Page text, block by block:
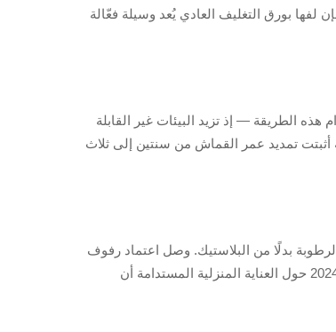
بورق التغليف العادي يُعد وسيلة فعّالة
المنزلية 2023)، يوصي باحثو النسيج بعدم استخدام هذه الطريقة — إذ تزيد البيئات غير القابلة
وهي ممارسة أثبتت تمديد عمر القماش من سنتين إلى ثلاث
للبدائل التي تمتص الرطوبة بدلًا من البلاستيك. وصل اعتماد رفوف
التجفيف الشمسية إلى 41٪ في المناطق الغنية بالشمس، مما قلّل الاعتماد على التجفيف الآلي مع الحفاظ على نعومة القطن. ويُظهر تقرير عام 2024 حول العناية المنزلية المستدامة أن